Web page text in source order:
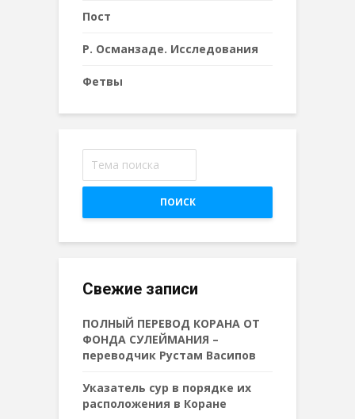
Пост
Р. Османзаде. Исследования
Фетвы
ПОИСК
Свежие записи
ПОЛНЫЙ ПЕРЕВОД КОРАНА ОТ
ФОНДА СУЛЕЙМАНИЯ –
переводчик Рустам Васипов
Указатель сур в порядке их
расположения в Коране